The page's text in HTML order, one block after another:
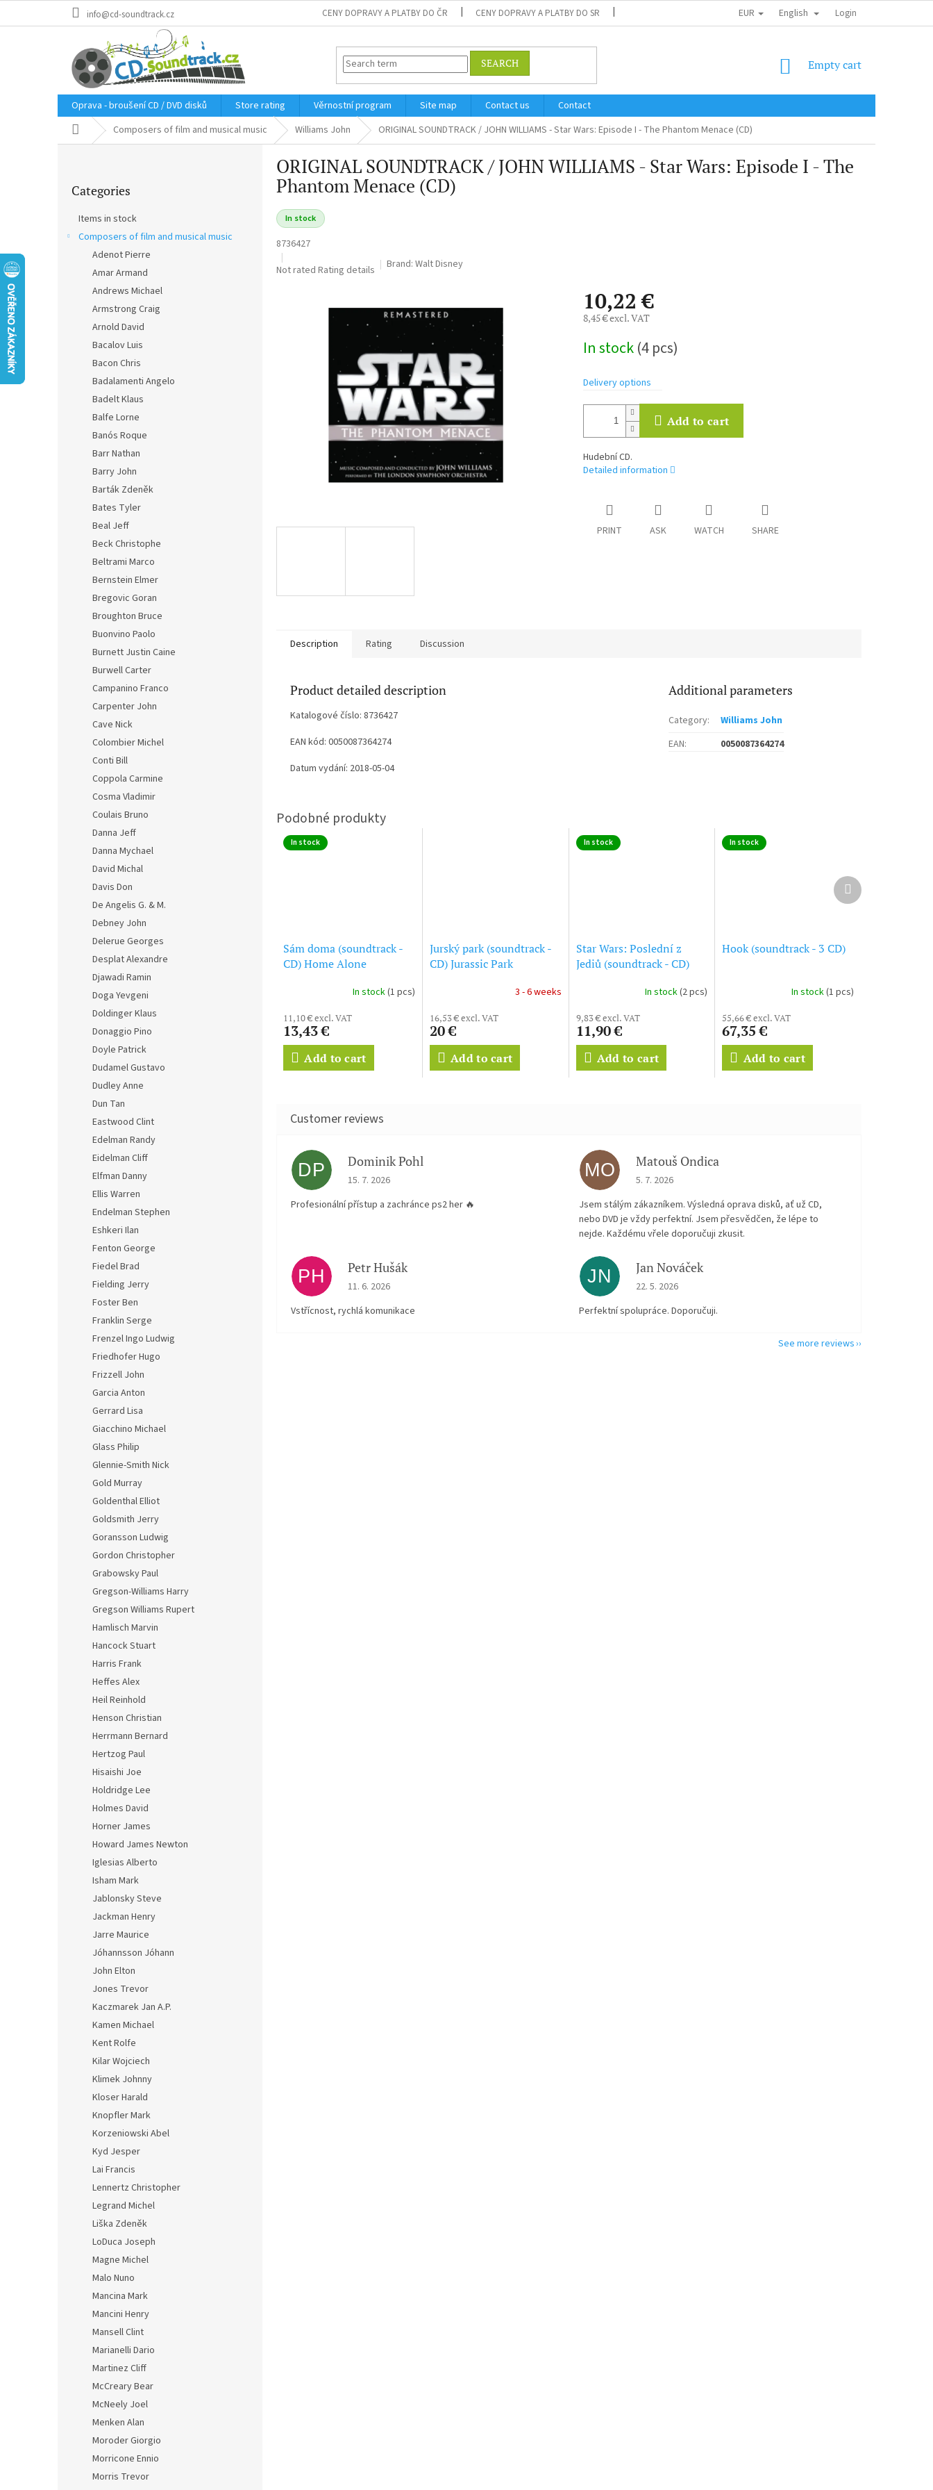
info@cd-soundtrack.cz CENY DOPRAVY A PLATBY DO ČR CENY DOPRAVY A PLATBY DO SR OBCHODNÍ PODMÍNKY PODMÍNKY OCHRANY
EUR English Login
SEARCH
SHOPPING
Empty cart
Oprava - broušení CD / DVD disků Store rating Věrnostní program Site map Contact us
Contact
Home Composers of film and musical music Williams John ORIGINAL SOUNDTRACK / JOHN WILLIAMS - Star Wars: Episode I - The Phantom Menace (CD)
categories
Categories
Items in stock
Composers of film and musical music
Adenot Pierre
Amar Armand
Andrews Michael
Armstrong Craig
Arnold David
Bacalov Luis
Bacon Chris
Badalamenti Angelo
Badelt Klaus
Balfe Lorne
Banós Roque
Barr Nathan
Barry John
Barták Zdeněk
Bates Tyler
Beal Jeff
Beck Christophe
Beltrami Marco
Bernstein Elmer
Bregovic Goran
Broughton Bruce
Buonvino Paolo
Burnett Justin Caine
Burwell Carter
Campanino Franco
Carpenter John
Cave Nick
Colombier Michel
Conti Bill
Coppola Carmine
Cosma Vladimir
Coulais Bruno
Danna Jeff
Danna Mychael
David Michal
Davis Don
De Angelis G. & M.
Debney John
Delerue Georges
Desplat Alexandre
Djawadi Ramin
Doga Yevgeni
Doldinger Klaus
Donaggio Pino
Doyle Patrick
Dudamel Gustavo
Dudley Anne
Dun Tan
Eastwood Clint
Edelman Randy
Eidelman Cliff
Elfman Danny
Ellis Warren
Endelman Stephen
Eshkeri Ilan
Fenton George
Fiedel Brad
Fielding Jerry
Foster Ben
Franklin Serge
Frenzel Ingo Ludwig
Friedhofer Hugo
Frizzell John
Garcia Anton
Gerrard Lisa
Giacchino Michael
Glass Philip
Glennie-Smith Nick
Gold Murray
Goldenthal Elliot
Goldsmith Jerry
Goransson Ludwig
Gordon Christopher
Grabowsky Paul
Gregson-Williams Harry
Gregson Williams Rupert
Hamlisch Marvin
Hancock Stuart
Harris Frank
Heffes Alex
Heil Reinhold
Henson Christian
Herrmann Bernard
Hertzog Paul
Hisaishi Joe
Holdridge Lee
Holmes David
Horner James
Howard James Newton
Iglesias Alberto
Isham Mark
Jablonsky Steve
Jackman Henry
Jarre Maurice
Jóhannsson Jóhann
John Elton
Jones Trevor
Kaczmarek Jan A.P.
Kamen Michael
Kent Rolfe
Kilar Wojciech
Klimek Johnny
Kloser Harald
Knopfler Mark
Korzeniowski Abel
Kyd Jesper
Lai Francis
Lennertz Christopher
Legrand Michel
Liška Zdeněk
LoDuca Joseph
Magne Michel
Malo Nuno
Mancina Mark
Mancini Henry
Mansell Clint
Marianelli Dario
Martinez Cliff
McCreary Bear
McNeely Joel
Menken Alan
Moroder Giorgio
Morricone Ennio
Morris Trevor
ORIGINAL SOUNDTRACK / JOHN WILLIAMS - Star Wars: Episode I - The
Phantom Menace (CD)
In stock
8736427
The
Not rated Rating details Brand: Walt Disney
10,22 €
8,45 € excl. VAT
price:
In stock(4 pcs)
Delivery options
Add to cart
Hudební CD.
Detailed information
PRINT ASK WATCH SHARE
Description Rating Discussion
Product detailed description
Katalogové číslo: 8736427
EAN kód: 0050087364274
Datum vydání: 2018-05-04
Additional parameters
Category:
Williams John
EAN: 0050087364274
In stock
Sám doma (soundtrack -
CD) Home Alone
In stock(1 pcs)
11,10 € excl. VAT
13,43 €
Add to cart
Jurský park (soundtrack -
CD) Jurassic Park
3 - 6 weeks
16,53 € excl. VAT
20 €
Add to cart
In stock
Star Wars: Poslední z
Jediů (soundtrack - CD)
In stock(2 pcs)
9,83 € excl. VAT
11,90 €
Add to cart
In stock
Hook (soundtrack - 3 CD)
In stock(1 pcs)
55,66 € excl. VAT
67,35 €
Add to cart
Next
product
DP Dominik Pohl
The store rating is 5 out of 5 stars.
15. 7. 2026
Profesionální přístup a zachránce ps2 her 🔥
MO Matouš Ondica
The store rating is 5 out of 5 stars.
5. 7. 2026
Jsem stálým zákazníkem. Výsledná oprava disků, ať už CD,
nebo DVD je vždy perfektní. Jsem přesvědčen, že lépe to
nejde. Každému vřele doporučuji zkusit.
PH Petr Hušák
The store rating is 5 out of 5 stars.
11. 6. 2026
Vstřícnost, rychlá komunikace
JN Jan Nováček
The store rating is 5 out of 5 stars.
22. 5. 2026
Perfektní spolupráce. Doporučuji.
See more reviews